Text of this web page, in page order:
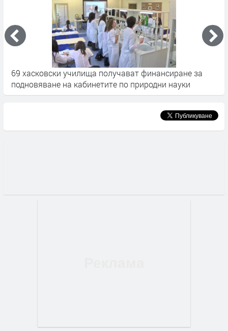
69 хасковски училища получават финансиране за
подновяване на кабинетите по природни науки